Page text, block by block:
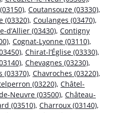
, Coutansouze (03330),
(03320), Coulanges (03470),
d’Allier (03430), Contigny
, Cognat-Lyonne (03110),
, Chirat-l’Église (03330),
, Chevagnes (03230),
(03370), Chavroches (03220),
(03220), Châtel-
Neuvre (03500), Château-
(03510), Charroux (03140),